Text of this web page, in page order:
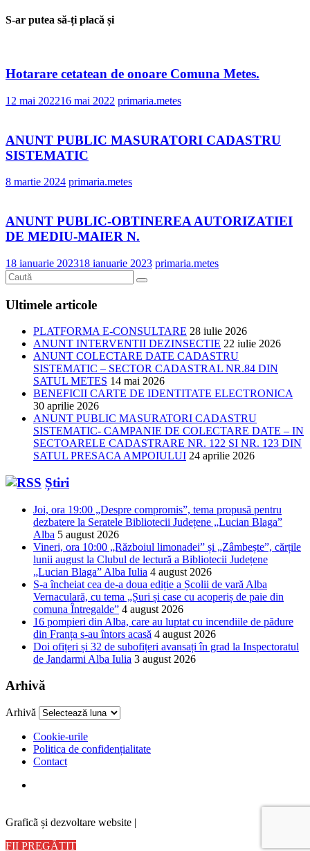
S-ar putea să-ți placă și
Hotarare cetatean de onoare Comuna Metes.
12 mai 202216 mai 2022 primaria.metes
ANUNT PUBLIC MASURATORI CADASTRU
SISTEMATIC
8 martie 2024 primaria.metes
ANUNT PUBLIC-OBTINEREA AUTORIZATIEI
DE MEDIU-MAIER N.
18 ianuarie 202318 ianuarie 2023 primaria.metes
Ultimele articole
PLATFORMA E-CONSULTARE 28 iulie 2026
ANUNT INTERVENTII DEZINSECTIE 22 iulie 2026
ANUNT COLECTARE DATE CADASTRU
SISTEMATIC – SECTOR CADASTRAL NR.84 DIN
SATUL METES 14 mai 2026
BENEFICII CARTE DE IDENTITATE ELECTRONICA
30 aprilie 2026
ANUNT PUBLIC MASURATORI CADASTRU
SISTEMATIC- CAMPANIE DE COLECTARE DATE – IN
SECTOARELE CADASTRARE NR. 122 SI NR. 123 DIN
SATUL PRESACA AMPOIULUI 24 aprilie 2026
Știri
Joi, ora 19:00 „Despre compromis”, tema propusă pentru
dezbatere la Seratele Bibliotecii Județene „Lucian Blaga”
Alba 5 august 2026
Vineri, ora 10:00 „Războiul limonadei” și „Zâmbește”, cărțile
lunii august la Clubul de lectură a Bibliotecii Județene
„Lucian Blaga” Alba Iulia 4 august 2026
S-a încheiat cea de-a doua ediție a Școlii de vară Alba
Vernaculară, cu tema „Șuri și case cu acoperiș de paie din
comuna Întregalde” 4 august 2026
16 pompieri din Alba, care au luptat cu incendiile de pădure
din Franța s-au întors acasă 4 august 2026
Doi ofițeri și 32 de subofițeri avansați în grad la Inspectoratul
de Jandarmi Alba Iulia 3 august 2026
Arhivă
Arhivă
Cookie-urile
Politica de confidențialitate
Contact
Graficã și dezvoltare website |
FII PREGĂTIT